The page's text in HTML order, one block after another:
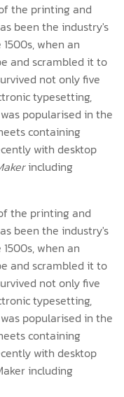
the printing and
been the industry's
when an
and scrambled it to
not only five
typesetting,
popularised in the
containing
with desktop
including
the printing and
been the industry's
when an
and scrambled it to
not only five
typesetting,
popularised in the
containing
with desktop
including